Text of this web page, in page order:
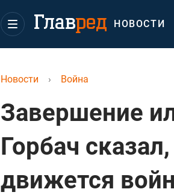
НОВОСТИ
Новости › Война
Завершение
Горбач
движется